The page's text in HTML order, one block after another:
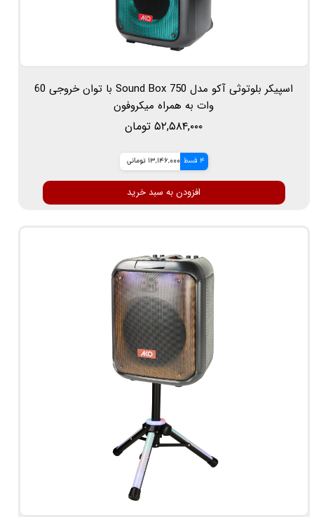
اسپیکر بلوتوثی آکو مدل Sound Box 750 با توان خروجی 60
وات به همراه میکروفون
۵۲,۵۸۴,۰۰۰ تومان
4 قسط 13,146,000 تومانی
افزودن به سبد خرید